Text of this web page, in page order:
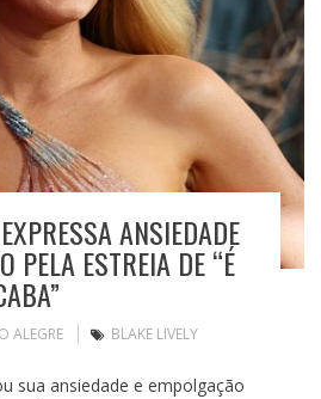
ANSIEDADE
PELA ESTREIA DE “É
ALEGRE BLAKE LIVELY
sua ansiedade e empolgação